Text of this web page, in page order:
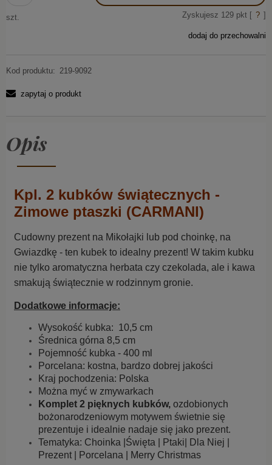
szt. Zyskujesz 129 pkt [ ? ]
dodaj do przechowalni
Kod produktu: 219-9092
zapytaj o produkt
Opis
Kpl. 2 kubków świątecznych -
Zimowe ptaszki (CARMANI)
Cudowny prezent na Mikołajki lub pod choinkę, na
Gwiazdkę - ten kubek to idealny prezent! W takim kubku
nie tylko aromatyczna herbata czy czekolada, ale i kawa
smakują świątecznie w rodzinnym gronie.
Dodatkowe informacje:
Wysokość kubka: 10,5 cm
Średnica górna 8,5 cm
Pojemność kubka - 400 ml
Porcelana: kostna, bardzo dobrej jakości
Kraj pochodzenia: Polska
Można myć w zmywarkach
Komplet 2 pięknych kubków, ozdobionych
bożonarodzeniowym motywem świetnie się
prezentuje i idealnie nadaje się jako prezent.
Tematyka: Choinka |Święta | Ptaki| Dla Niej |
Prezent | Porcelana | Merry Christmas